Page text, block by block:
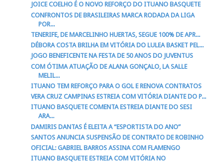
JOICE COELHO É O NOVO REFORÇO DO ITUANO BASQUETE
CONFRONTOS DE BRASILEIRAS MARCA RODADA DA LIGA
POR...
TENERIFE, DE MARCELINHO HUERTAS, SEGUE 100% DE APR...
DÉBORA COSTA BRILHA EM VITÓRIA DO LULEA BASKET PEL...
JOGO BENEFICENTE NA FESTA DE 50 ANOS DO JUVENTUS
COM ÓTIMA ATUAÇÃO DE ALANA GONÇALO, LA SALLE
MELIL...
ITUANO TEM REFORÇO PARA O GOL E RENOVA CONTRATOS
VERA CRUZ CAMPINAS ESTREIA COM VITÓRIA DIANTE DO P...
ITUANO BASQUETE COMENTA ESTREIA DIANTE DO SESI
ARA...
DAMIRIS DANTAS É ELEITA A “ESPORTISTA DO ANO”
SANTOS ANUNCIA SUSPENSÃO DE CONTRATO DE ROBINHO
OFICIAL: GABRIEL BARROS ASSINA COM FLAMENGO
ITUANO BASQUETE ESTREIA COM VITÓRIA NO